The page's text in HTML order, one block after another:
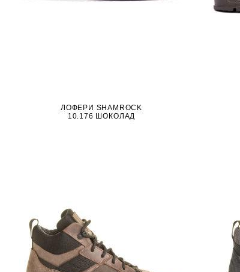
ЛОФЕРИ SHAMROCK
10.176 ШОКОЛАД